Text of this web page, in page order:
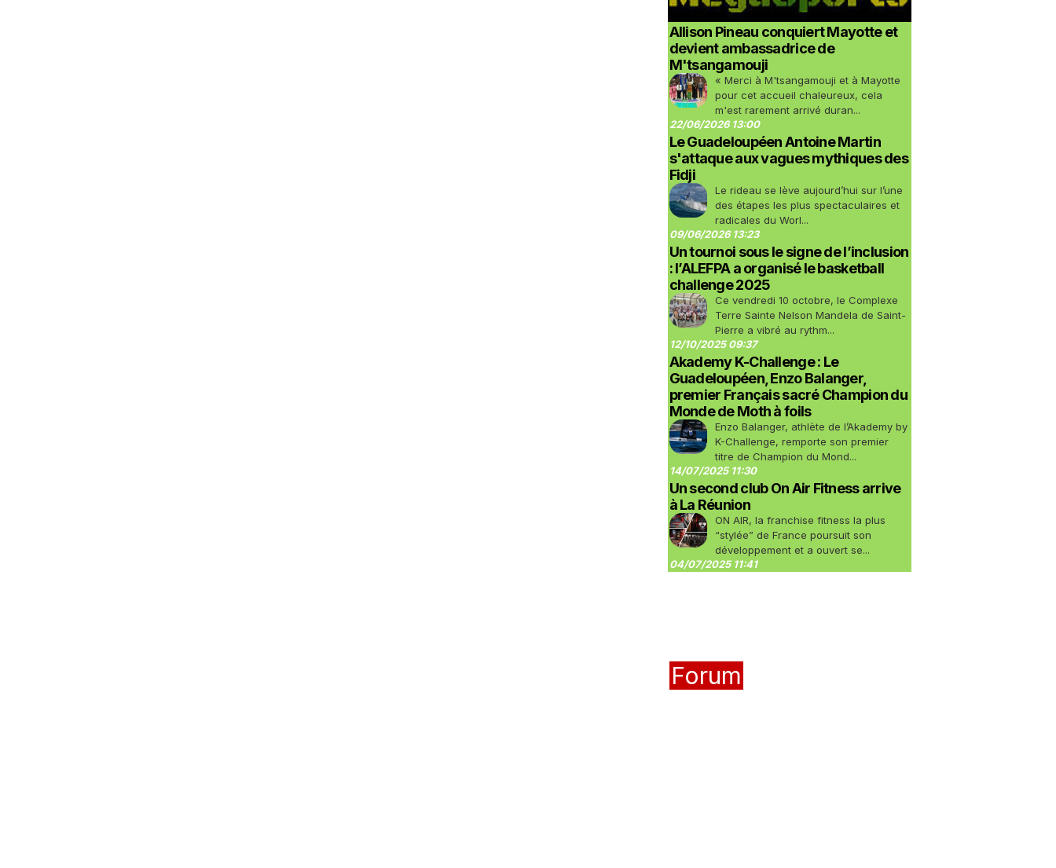
Allison Pineau conquiert Mayotte et
devient ambassadrice de
M'tsangamouji
« Merci à M'tsangamouji et à Mayotte
pour cet accueil chaleureux, cela
m'est rarement arrivé duran...
22/06/2026 13:00
Le Guadeloupéen Antoine Martin
s'attaque aux vagues mythiques des
Fidji
Le rideau se lève aujourd’hui sur l’une
des étapes les plus spectaculaires et
radicales du Worl...
09/06/2026 13:23
Un tournoi sous le signe de l’inclusion
: l’ALEFPA a organisé le basketball
challenge 2025
Ce vendredi 10 octobre, le Complexe
Terre Sainte Nelson Mandela de Saint-
Pierre a vibré au rythm...
12/10/2025 09:37
Akademy K-Challenge : Le
Guadeloupéen, Enzo Balanger,
premier Français sacré Champion du
Monde de Moth à foils
Enzo Balanger, athlète de l’Akademy by
K-Challenge, remporte son premier
titre de Champion du Mond...
14/07/2025 11:30
Un second club On Air Fitness arrive
à La Réunion
ON AIR, la franchise fitness la plus
“stylée” de France poursuit son
développement et a ouvert se...
04/07/2025 11:41
Forum